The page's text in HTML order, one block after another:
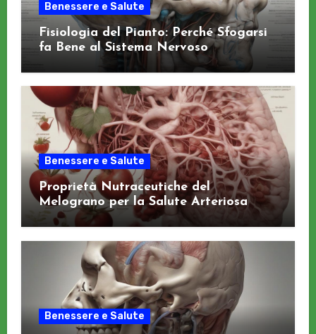
Benessere e Salute
Fisiologia del Pianto: Perché Sfogarsi
fa Bene al Sistema Nervoso
Benessere e Salute
Proprietà Nutraceutiche del
Melograno per la Salute Arteriosa
Benessere e Salute